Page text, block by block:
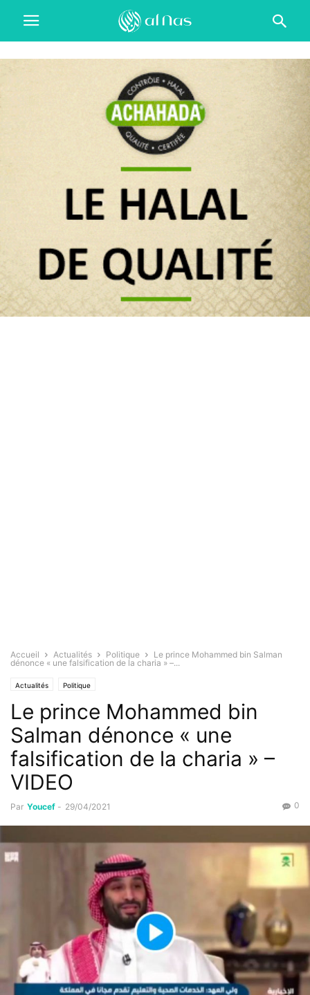
Accueil Actualités Politique
Le prince Mohammed bin Salman
dénonce « une falsification de la charia » –...
Actualités Politique
Le prince Mohammed bin
Salman dénonce « une
falsification de la charia » –
VIDEO
Par Youcef - 29/04/2021 0